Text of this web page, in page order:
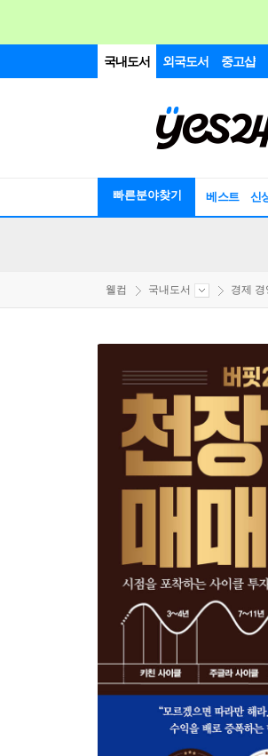
국내도서 외국도서 중고샵
빠른분야찾기 베스트 신
웰컴 국내도서 경제 경